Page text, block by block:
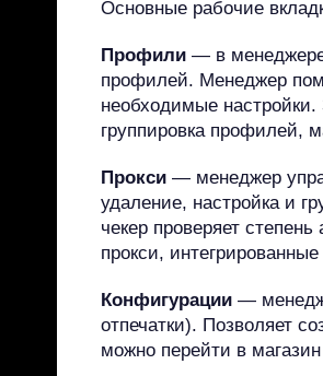
Основные рабочие
Профили — в менеджере
профилей. Менеджер
необходимые настройки.
группировка профилей,
Прокси — менеджер
удаление, настройка и
чекер проверяет
прокси,
Конфигурации —
отпечатки). Позволяет
можно перейти в